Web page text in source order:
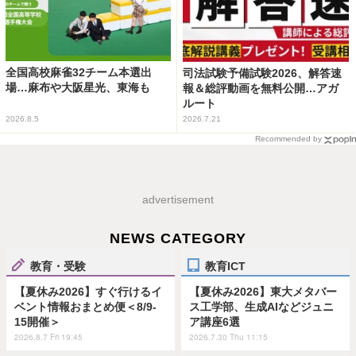
全国高校麻雀32チーム本選出
場…麻布や大阪星光、東海も
2026.8.5
司法試験予備試験2026、解答速
報＆総評動画を無料公開…アガ
ルート
2026.7.21
Recommended by
advertisement
NEWS CATEGORY
教育・受験
【夏休み2026】すぐ行けるイ
ベント情報おまとめ便＜8/9-
15開催＞
2026.8.7 Fri 19:45
教育ICT
【夏休み2026】東大メタバー
ス工学部、生成AIなどジュニ
ア講座6選
2026.7.30 Thu 11:15